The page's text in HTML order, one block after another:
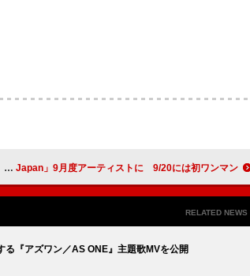
Natsudaidai、Apple Music「Up Next Japan」9月度アーティストに 9/20には初ワンマン
RELATED NEWS
『アズワン／AS ONE』主題歌MVを公開